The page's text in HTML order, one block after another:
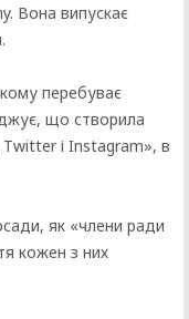
Вона випускає
перебуває
що створила
Twitter і Instagram», в
як «члени ради
кожен з них